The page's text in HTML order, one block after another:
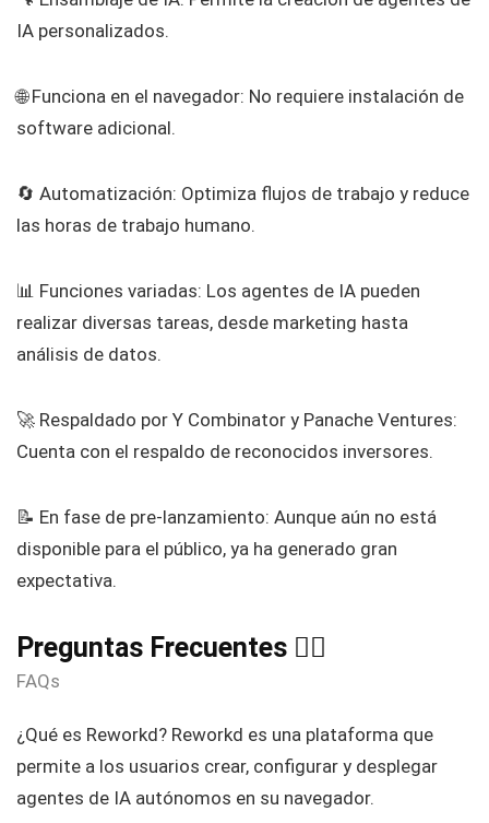
IA personalizados.
🌐 Funciona en el navegador: No requiere instalación de
software adicional.
🔄 Automatización: Optimiza flujos de trabajo y reduce
las horas de trabajo humano.
📊 Funciones variadas: Los agentes de IA pueden
realizar diversas tareas, desde marketing hasta
análisis de datos.
🚀 Respaldado por Y Combinator y Panache Ventures:
Cuenta con el respaldo de reconocidos inversores.
📝 En fase de pre-lanzamiento: Aunque aún no está
disponible para el público, ya ha generado gran
expectativa.
Preguntas Frecuentes 🙋‍♀️
FAQs
¿Qué es Reworkd? Reworkd es una plataforma que
permite a los usuarios crear, configurar y desplegar
agentes de IA autónomos en su navegador.